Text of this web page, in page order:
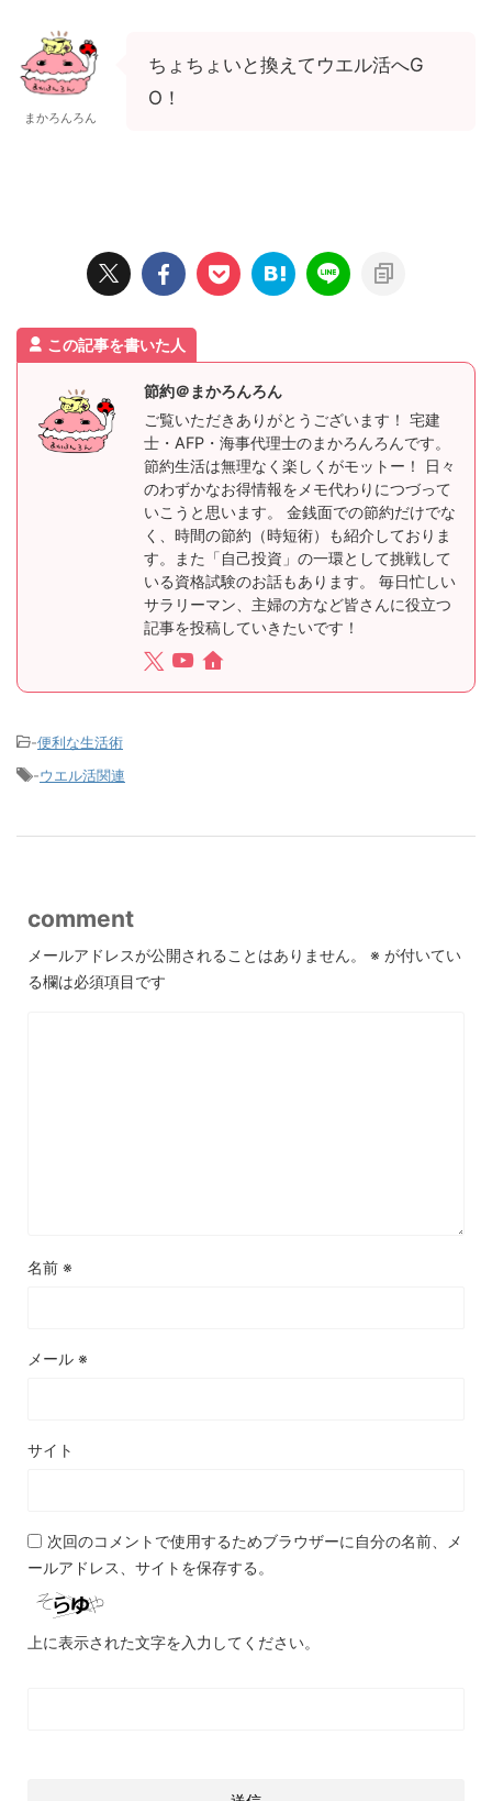
まかろんろん
ちょちょいと換えてウエル活へG
O！
この記事を書いた人
節約＠まかろんろん
ご覧いただきありがとうございます！ 宅建
士・AFP・海事代理士のまかろんろんです。
節約生活は無理なく楽しくがモットー！ 日々
のわずかなお得情報をメモ代わりにつづって
いこうと思います。 金銭面での節約だけでな
く、時間の節約（時短術）も紹介しておりま
す。また「自己投資」の一環として挑戦して
いる資格試験のお話もあります。 毎日忙しい
サラリーマン、主婦の方など皆さんに役立つ
記事を投稿していきたいです！
-便利な生活術
-ウエル活関連
comment
メールアドレスが公開されることはありません。 ※ が付いてい
る欄は必須項目です
名前 ※
メール ※
サイト
次回のコメントで使用するためブラウザーに自分の名前、メ
ールアドレス、サイトを保存する。
上に表示された文字を入力してください。